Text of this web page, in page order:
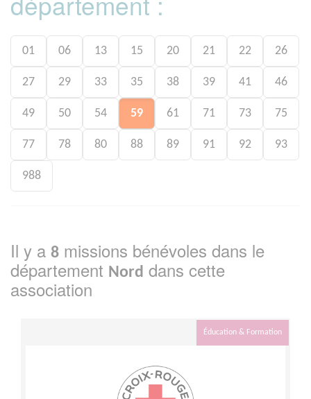
01 06 13 15 20 21 22 26
27 29 33 35 38 39 41 46
49 50 54 59 61 71 73 75
77 78 80 88 89 91 92 93
988
Il y a 8 missions bénévoles dans le
département Nord dans cette
association
Éducation & Formation